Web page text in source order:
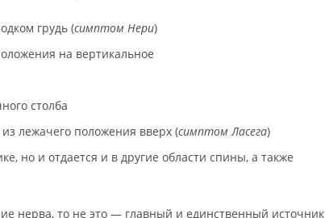
грудь (симптом Нери)
на вертикальное
столба
лежачего положения вверх (симптом Ласега)
но и отдается и в другие области спины, а также
нерва, то не это — главный и единственный источник